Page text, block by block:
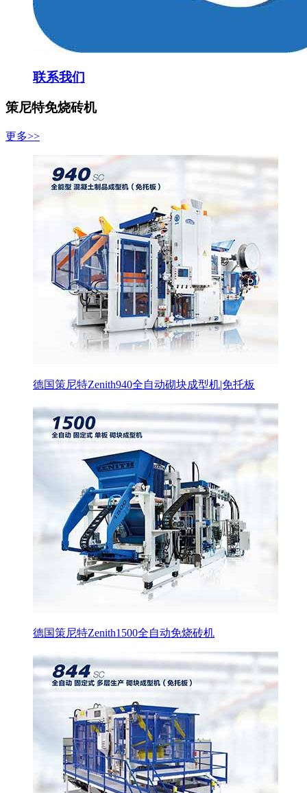
联系我们
策尼特免烧砖机
更多>>
德国策尼特Zenith940全自动砌块成型机|免托板
德国策尼特Zenith1500全自动免烧砖机